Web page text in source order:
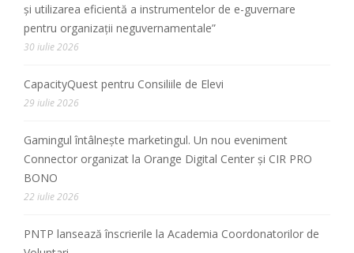
și utilizarea eficientă a instrumentelor de e-guvernare
pentru organizații neguvernamentale”
30 iulie 2026
CapacityQuest pentru Consiliile de Elevi
29 iulie 2026
Gamingul întâlnește marketingul. Un nou eveniment
Connector organizat la Orange Digital Center și CIR PRO
BONO
22 iulie 2026
PNTP lansează înscrierile la Academia Coordonatorilor de